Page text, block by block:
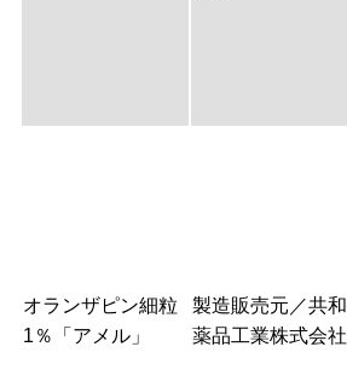
オランザピン細粒
1％「アメル」
製造販売元／共和
薬品工業株式会社